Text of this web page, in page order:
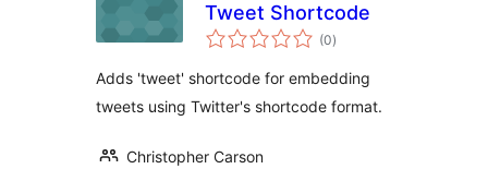
Tweet Shortcode
(0wszystkich
ocen
)
Adds 'tweet' shortcode for embedding
tweets using Twitter's shortcode format.
Christopher Carson